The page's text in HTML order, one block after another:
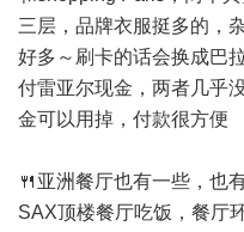
三层，品牌衣服挺多的，
好多～刷卡的话会换成巴
付雷亚尔现金，两者几乎
金可以用掉，付款很方便
🍴亚洲餐厅也有一些，也
SAX顶楼餐厅吃饭，餐厅